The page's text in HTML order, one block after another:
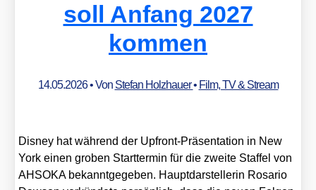
soll Anfang 2027
kommen
14.05.2026• Von Stefan Holzhauer• Film, TV & Stream
Dis­ney hat wäh­rend der Upfront-Prä­­sen­­ta­­ti­on in New
York einen gro­ben Start­ter­min für die zwei­te Staf­fel von
AHSOKA bekannt­ge­ge­ben. Haupt­dar­stel­le­rin Rosa­rio